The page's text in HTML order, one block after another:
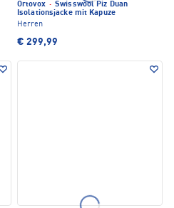
Ortovox · Swisswool Piz Duan
Isolationsjacke mit Kapuze
Herren
€ 299,99